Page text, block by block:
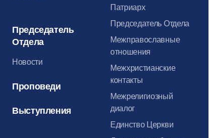
Председатель
Отдела
Новости
Проповеди
Выступления
Патриарх
Председатель Отдела
Межправославные
отношения
Межхристианские
контакты
Межрелигиозный
диалог
Единство Церкви